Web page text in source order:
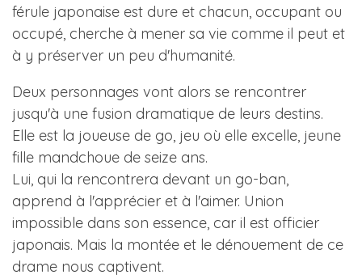
férule japonaise est dure et chacun, occupant ou
occupé, cherche à mener sa vie comme il peut et
à y préserver un peu d'humanité.
Deux personnages vont alors se rencontrer
jusqu'à une fusion dramatique de leurs destins.
Elle est la joueuse de go, jeu où elle excelle, jeune
fille mandchoue de seize ans.
Lui, qui la rencontrera devant un go-ban,
apprend à l'apprécier et à l'aimer. Union
impossible dans son essence, car il est officier
japonais. Mais la montée et le dénouement de ce
drame nous captivent.